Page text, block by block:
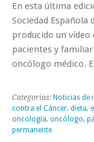
En esta última
Sociedad Española
producido un vídeo
pacientes y
oncólogo médico.
Categorías: Noticias de
contra el Cáncer, dieta,
oncología, oncólogo,
permanente